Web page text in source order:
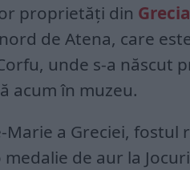
proprietăți din Grecia
de Atena, care
unde s-a născut
acum în muzeu.
Marie a Greciei, fostul
de aur la